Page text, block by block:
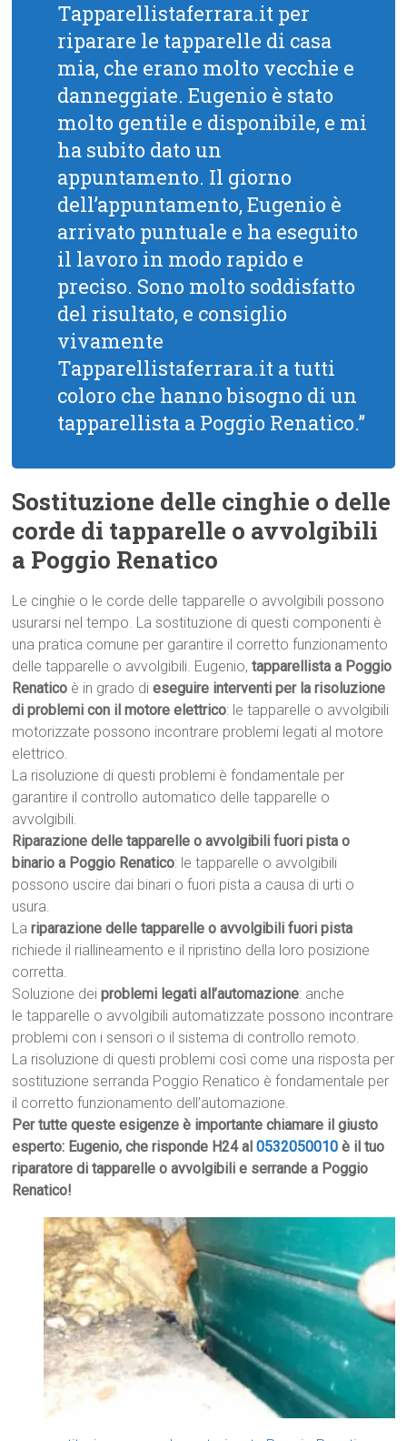
Tapparellistaferrara.it per
riparare le tapparelle di casa
mia, che erano molto vecchie e
danneggiate. Eugenio è stato
molto gentile e disponibile, e mi
ha subito dato un
appuntamento. Il giorno
dell’appuntamento, Eugenio è
arrivato puntuale e ha eseguito
il lavoro in modo rapido e
preciso. Sono molto soddisfatto
del risultato, e consiglio
vivamente
Tapparellistaferrara.it a tutti
coloro che hanno bisogno di un
tapparellista a Poggio Renatico.”
Sostituzione delle cinghie o delle
corde di tapparelle o avvolgibili
a Poggio Renatico
Le cinghie o le corde delle tapparelle o avvolgibili possono
usurarsi nel tempo. La sostituzione di questi componenti è
una pratica comune per garantire il corretto funzionamento
delle tapparelle o avvolgibili. Eugenio,tapparellista a Poggio
Renatico è in grado dieseguire interventi per la risoluzione
di problemi con il motore elettrico: le tapparelle o avvolgibili
motorizzate possono incontrare problemi legati al motore
elettrico.
La risoluzione di questi problemi è fondamentale per
garantire il controllo automatico delle tapparelle o
avvolgibili.
Riparazione delle tapparelle o avvolgibili fuori pista o
binario a Poggio Renatico: le tapparelle o avvolgibili
possono uscire dai binari o fuori pista a causa di urti o
usura.
Lariparazione delle tapparelle o avvolgibili fuori pista
richiede il riallineamento e il ripristino della loro posizione
corretta.
Soluzione deiproblemi legati all’automazione: anche
le tapparelle o avvolgibili automatizzate possono incontrare
problemi con i sensori o il sistema di controllo remoto.
La risoluzione di questi problemi così come una risposta per
sostituzione serranda Poggio Renatico è fondamentale per
il corretto funzionamento dell’automazione.
Per tutte queste esigenze è importante chiamare il giusto
esperto: Eugenio, che risponde H24 al0532050010 è il tuo
riparatore di tapparelle o avvolgibili e serrande a Poggio
Renatico!